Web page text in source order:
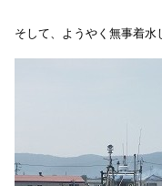
そして、ようやく無事着水